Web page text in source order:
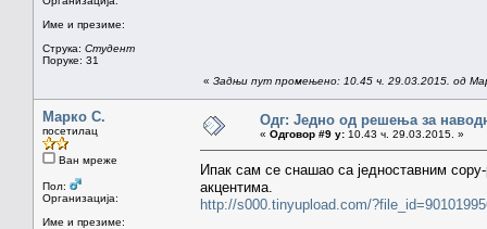
Име и презиме:
Струка: Студент
Поруке: 31
« Задњи пут промењено: 10.45 ч. 29.03.2015. од
Марко С.
посетилац
Ван мреже
Пол:
Организација:
Име и презиме:
Одг: Једно од решења за
« Одговор #9 у: 10.43 ч. 29.03.2015. »
Ипак сам се снашао са једноставним
акцентима.
http://s000.tinyupload.com/